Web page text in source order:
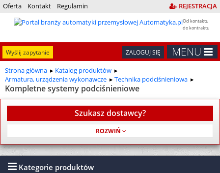
Oferta Kontakt Regulamin REJESTRACJA
Od kontaktu
do kontraktu
MENU
ZALOGUJ SIĘ
Wyślij zapytanie
Strona główna
Katalog produktów
Armatura, urządzenia wykonawcze
Technika podciśnieniowa
Kompletne systemy podciśnieniowe
Kategorie produktów
Szukasz dostawcy?
Usługa jest bezpłatna